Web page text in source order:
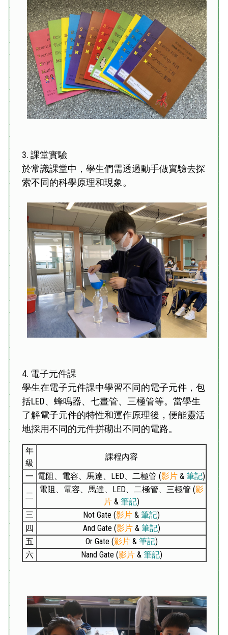
3. 課堂實驗
於常識課堂中，學生們需透過動手做實驗去探
索不同的科學原理和現象。
4. 電子元件課
學生在電子元件課中學習不同的電子元件，包
括LED、蜂鳴器、七畫管、三極管等。當學生
了解電子元件的特性和運作原理後，便能靈活
地採用不同的元件拼砌出不同的電路。
年
級
課程內容
一 電阻、電容、馬達、LED、二極管 (影片 & 筆記)
二
電阻、電容、馬達、LED、二極管、三極管 (影
片& 筆記)
三
Not Gate (影片 & 筆記)
四
And Gate (影片& 筆記)
五
Or Gate (影片& 筆記)
六
Nand Gate (影片& 筆記)